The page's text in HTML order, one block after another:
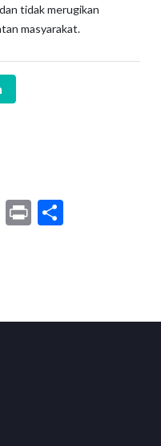
tidak merugikan
masyarakat.
Email
Print